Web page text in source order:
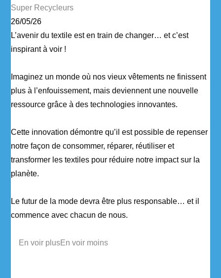
Super Recycleurs
26/05/26
L’avenir du textile est en train de changer… et c’est
inspirant à voir !
Imaginez un monde où nos vieux vêtements ne finissent
plus à l’enfouissement, mais deviennent une nouvelle
ressource grâce à des technologies innovantes.
Cette innovation démontre qu’il est possible de repenser
notre façon de consommer, réparer, réutiliser et
transformer les textiles pour réduire notre impact sur la
planète.
Le futur de la mode devra être plus responsable… et il
commence avec chacun de nous.
En voir plusEn voir moins